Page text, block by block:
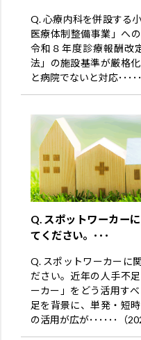
Q. 心療内科を併設する
医療体制整備事業」へ
令和８年度診療報酬改
法」の施設基準が厳格
と病院でないと対応････
Q. スポットワーカー
てください。･･･
Q. スポットワーカーに
ださい。近年の人手不
ーカー」をどう活用す
足を背景に、単発・短
の活用が広が･･････（